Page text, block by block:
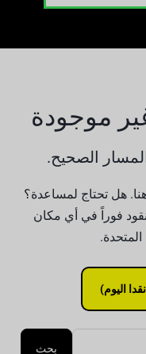
الصحيح.
هل تحتاج لمساعدة؟
فوراً في أي مكان
المتحدة.
بحث